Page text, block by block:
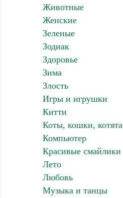
Животные
Женские
Зеленые
Зодиак
Здоровье
Зима
Злость
Игры и игрушки
Китти
Коты, кошки, котята
Компьютер
Красивые смайлики
Лето
Любовь
Музыка и танцы